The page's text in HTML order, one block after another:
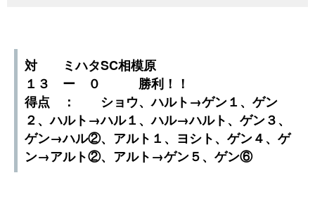
対 ミハタSC相模原
１３ ー ０ 勝利！！
得点 ： ショウ、ハルト→ゲン１、ゲン
２、ハルト→ハル１、ハル→ハルト、ゲン３、
ゲン→ハル②、アルト１、ヨシト、ゲン４、ゲ
ン→アルト②、アルト→ゲン５、ゲン⑥